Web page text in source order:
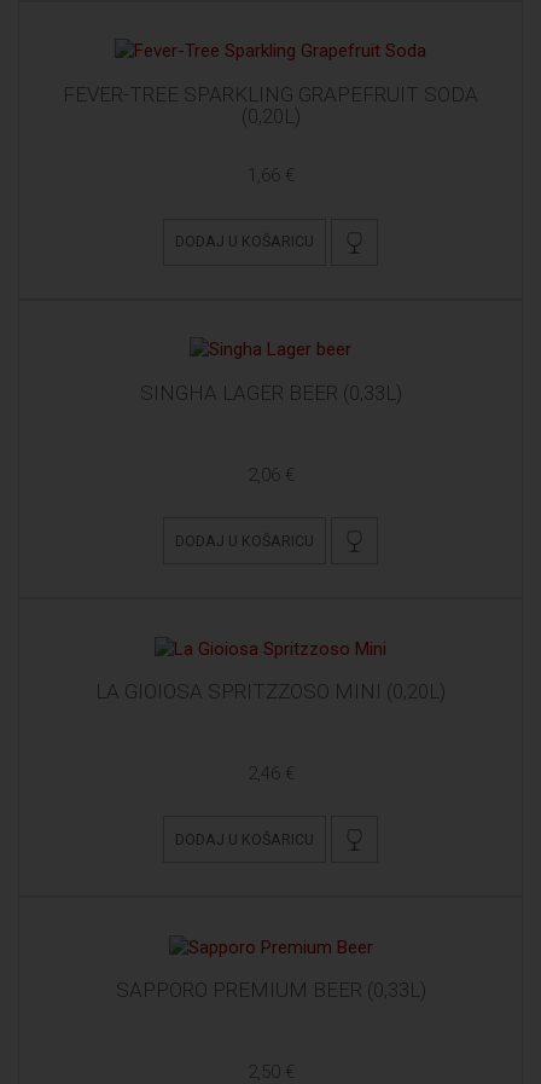
FEVER-TREE SPARKLING GRAPEFRUIT SODA
(0,20L)
1,66 €
DODAJ U KOŠARICU
SINGHA LAGER BEER (0,33L)
2,06 €
DODAJ U KOŠARICU
LA GIOIOSA SPRITZZOSO MINI (0,20L)
2,46 €
DODAJ U KOŠARICU
SAPPORO PREMIUM BEER (0,33L)
2,50 €